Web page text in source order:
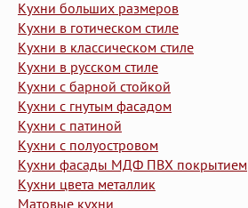
Кухни больших размеров
Кухни в готическом стиле
Кухни в классическом стиле
Кухни в русском стиле
Кухни с барной стойкой
Кухни с гнутым фасадом
Кухни с патиной
Кухни с полуостровом
Кухни фасады МДФ ПВХ покрытием
Кухни цвета металлик
Матовые кухни